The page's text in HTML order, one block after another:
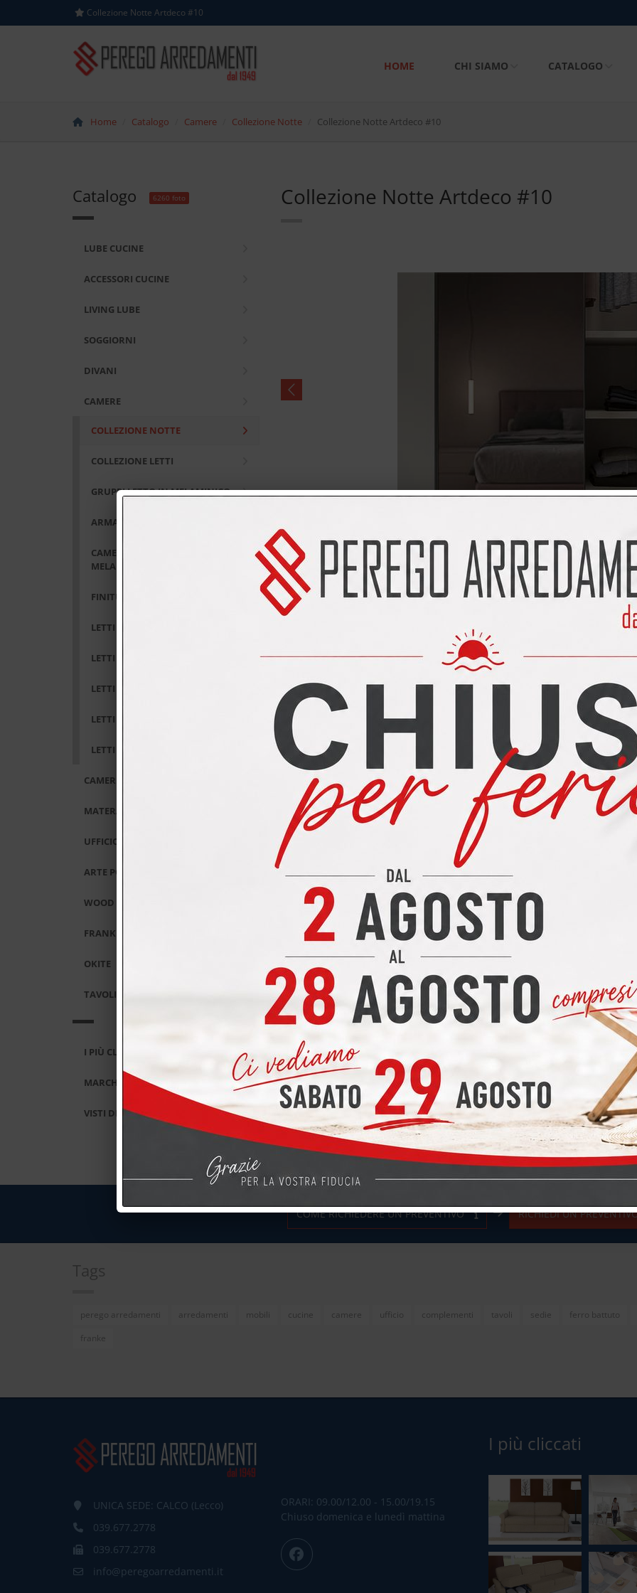
Collezione Notte Artdeco #10
HOME CHI SIAMO CATALOGO
Home Catalogo Camere Collezione Notte Collezione Notte Artdeco #10
Catalogo 6260 foto
LUBE CUCINE
ACCESSORI CUCINE
LIVING LUBE
SOGGIORNI
DIVANI
CAMERE
COLLEZIONE NOTTE
COLLEZIONE LETTI
GRUPPI LETTO IN MELAMINICO
ARMADI IN MELAMINICO
CAMERE CONTRACT IN
MELAMINICO
FINITURE NOTTE MELAMINICO
LETTI IMBOTTITI GIELLEBI
LETTI IMBOTTITI RIGO
LETTI IN FERRO MAGGIONI
LETTI IMBOTTITI ALTRENOTTI
LETTI IMBOTTITI CAMERETTE
CAMERETTE SPAGNOL
MATERASSI E RETI
UFFICIO
ARTE POVERA
WOOD AND CITY
FRANKE
OKITE
TAVOLI E SEDIE
I PIÙ CLICCATI
MARCHI
VISTI DI RECENTE
Collezione Notte Artdeco #10
Richiedi informazioni su: Collezione Notte Artdeco #10
Collezione Notte: camere, letti, armadi Spagnol Artdeco
Condividi su:
COME RICHIEDERE UN PREVENTIVO RICHIEDI UN
Tags
perego arredamenti arredamenti mobili cucine camere ufficio complementi tavoli sedie
ferro battuto
franke
UNICA SEDE: CALCO (Lecco)
039.677.2778
039.677.2778
info@peregoarredamenti.it
ORARI: 09.00/12.00 - 15.00/19.15
Chiuso domenica e lunedì mattina
I più cliccati